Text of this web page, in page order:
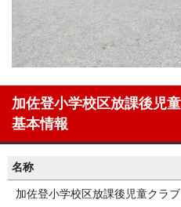
加佐登小学校区放課後児
基本情報
名称
加佐登小学校区放課後児童クラ